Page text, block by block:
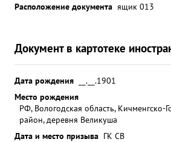
Расположение документа ящик 013
Документ в картотеке
Дата рождения
__.__.1901
Место рождения
РФ, Вологодская область, Кичменгско-
район, деревня Великуша
Дата и место призыва ГК СВ